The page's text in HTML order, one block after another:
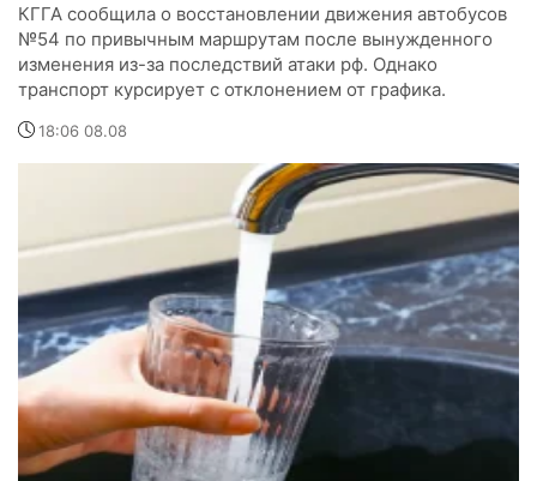
КГГА сообщила о восстановлении движения автобусов
№54 по привычным маршрутам после вынужденного
изменения из-за последствий атаки рф. Однако
транспорт курсирует с отклонением от графика.
18:06 08.08